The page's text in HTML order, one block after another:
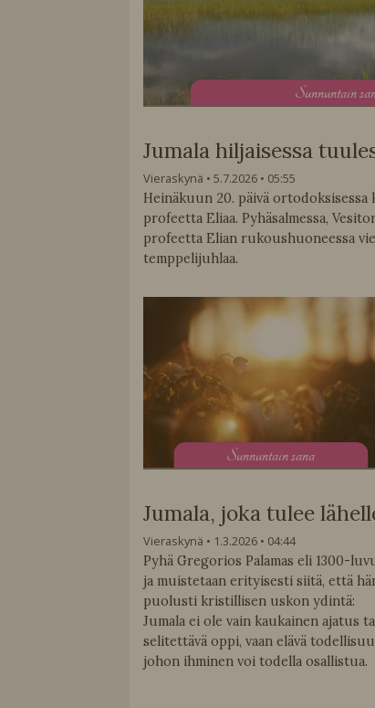
Sunnuntain
Jumala hiljaisessa
Vieraskynä 5.7.2026
05:55
Heinäkuun 20. päivä ortodoksisessa
profeetta Eliaa. Pyhäsalmessa,
profeetta Elian rukoushuoneessa
temppelijuhlaa.
Sunnuntain sana
Jumala, joka tulee
Vieraskynä 1.3.2026
04:44
Pyhä Gregorios Palamas eli 1300-
ja muistetaan erityisesti siitä, että
puolusti kristillisen uskon ydintä:
Jumala ei ole vain kaukainen ajatus
selitettävä oppi, vaan elävä
johon ihminen voi todella osallistua.